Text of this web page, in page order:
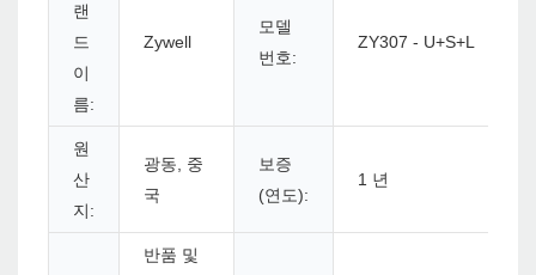
랜
드
이
름:
Zywell
모델
번호:
ZY307 - U+S+L
원
산
지:
광동, 중
국
보증
(연도):
1 년
반품 및